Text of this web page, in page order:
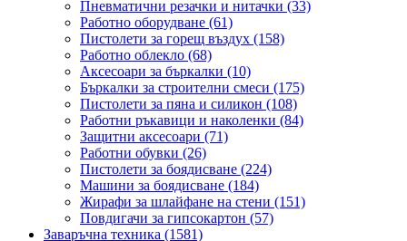
Пневматични резачки и нитачки (33)
Работно оборудване (61)
Пистолети за горещ въздух (158)
Работно облекло (68)
Аксесоари за бъркалки (10)
Бъркалки за строителни смеси (175)
Пистолети за пяна и силикон (108)
Работни ръкавици и наколенки (84)
Защитни аксесоари (71)
Работни обувки (26)
Пистолети за боядисване (224)
Машини за боядисване (184)
Жирафи за шлайфане на стени (151)
Повдигачи за гипсокартон (57)
Заваръчна техника (1581)